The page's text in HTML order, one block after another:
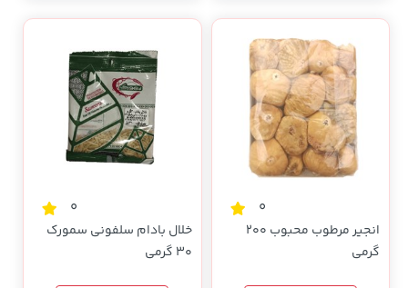
0
انجیر مرطوب محبوب 200
گرمی
0
خلال بادام سلفونی سمورک
30 گرمی